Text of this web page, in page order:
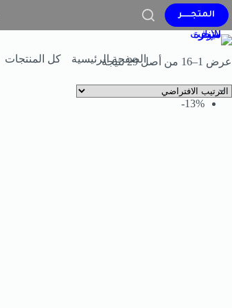
المتجــــــر
الصفحة الرئيسية كل المنتجات
كل المنتجات
عرض 1–16 من أصل 29 نتيجة
13%-